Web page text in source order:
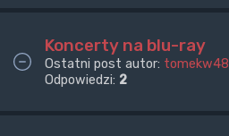
Koncerty na blu-ray
Ostatni post autor: tomekw48
Odpowiedzi: 2